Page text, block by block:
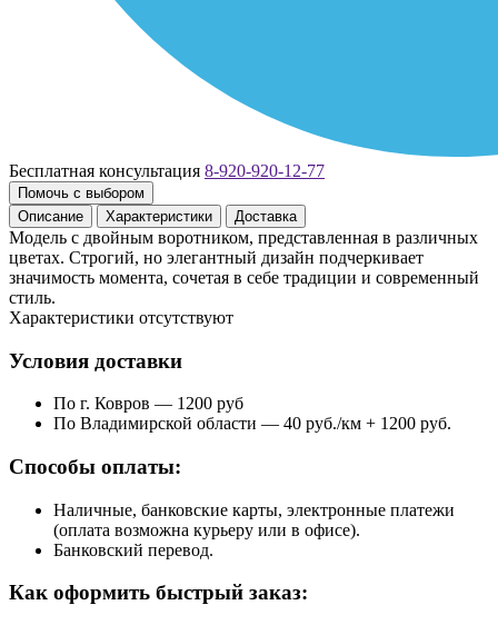
Бесплатная консультация 8-920-920-12-77
Помочь с выбором
Описание
Характеристики Доставка
Модель с двойным воротником, представленная в различных
цветах. Строгий, но элегантный дизайн подчеркивает
значимость момента, сочетая в себе традиции и современный
стиль.
Характеристики отсутствуют
Условия доставки
По г. Ковров — 1200 руб
По Владимирской области — 40 руб./км + 1200 руб.
Способы оплаты:
Наличные, банковские карты, электронные платежи
(оплата возможна курьеру или в офисе).
Банковский перевод.
Как оформить быстрый заказ: